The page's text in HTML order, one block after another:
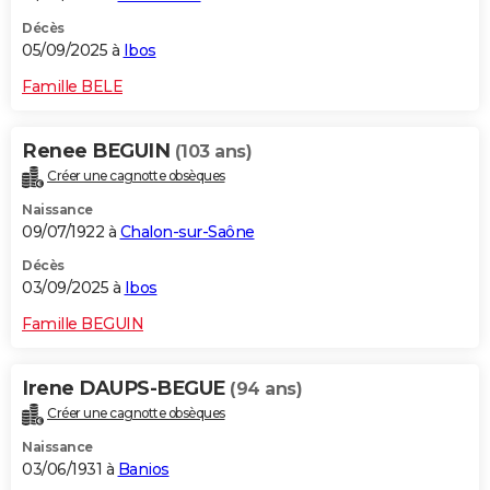
Décès
05/09/2025 à Ibos
Famille BELE
Renee BEGUIN (103 ans)
Créer une cagnotte obsèques
Naissance
09/07/1922 à Chalon-sur-Saône
Décès
03/09/2025 à Ibos
Famille BEGUIN
Irene DAUPS-BEGUE (94 ans)
Créer une cagnotte obsèques
Naissance
03/06/1931 à Banios